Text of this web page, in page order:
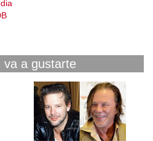
va a gustarte